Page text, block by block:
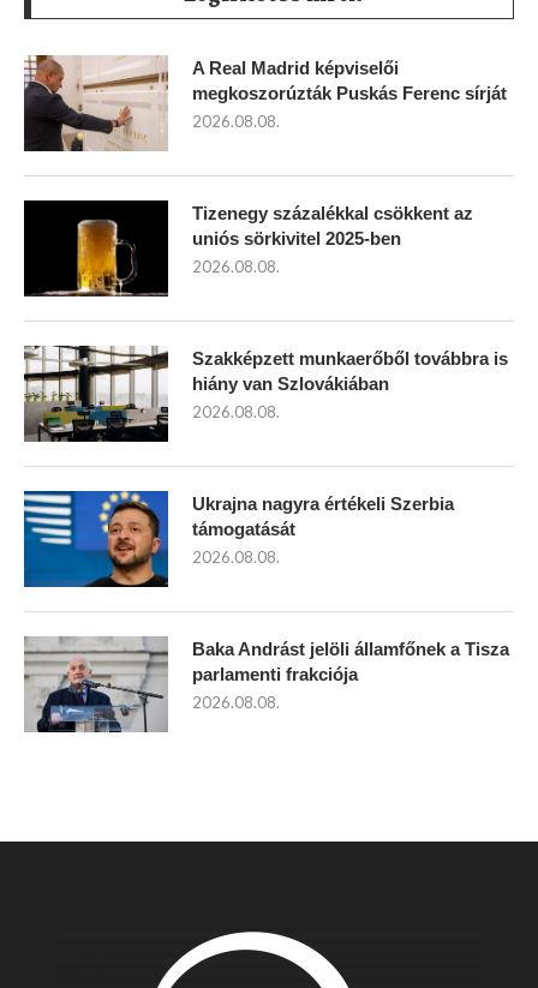
A Real Madrid képviselői
megkoszorúzták Puskás Ferenc sírját
2026.08.08.
Tizenegy százalékkal csökkent az
uniós sörkivitel 2025-ben
2026.08.08.
Szakképzett munkaerőből továbbra is
hiány van Szlovákiában
2026.08.08.
Ukrajna nagyra értékeli Szerbia
támogatását
2026.08.08.
Baka Andrást jelöli államfőnek a Tisza
parlamenti frakciója
2026.08.08.